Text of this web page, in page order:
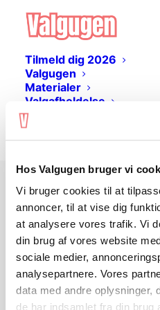
Hos Valgugen bruger vi
Vi bruger cookies til at
annoncer, til at vise dig
at analysere vores trafik. Vi
din brug af vores website
sociale medier,
analysepartnere. Vores
data med andre oplysninger,
de har indsamlet fra din brug
Tilmeld dig 2026
Valgugen
Materialer
Valgafholdelse
Livestream
Log ind
Ingen
hentes her på siden.
elleroprette en
materialet.